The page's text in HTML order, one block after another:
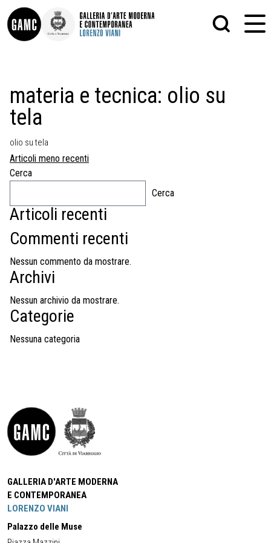
CONTATTI
DIDATTICA
SHOP
LE COLLEZIONI
GLI AUTORI
LORENZO VIANI
EVENTI
PALAZZO DELLE MUSE
GRAFICA
PITTURA
materia e tecnica: olio su
tela
olio su tela
Navigazione
articoli
Articoli meno recenti
Cerca
Cerca
Articoli recenti
Commenti recenti
Nessun commento da mostrare.
Archivi
Nessun archivio da mostrare.
Categorie
Nessuna categoria
GALLERIA D'ARTE MODERNA
E CONTEMPORANEA
LORENZO VIANI
Palazzo delle Muse